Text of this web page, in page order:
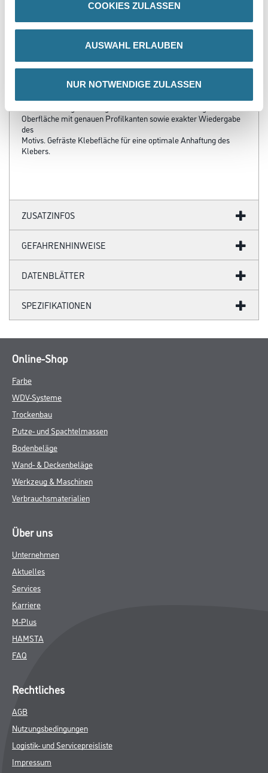
COOKIES ZULASSEN
AUSWAHL ERLAUBEN
NUR NOTWENDIGE ZULASSEN
PRODUKTEIGENSCHAFTEN
Oberfläche mit genauen Profilkanten sowie exakter Wiedergabe
des
Motivs. Gefräste Klebefläche für eine optimale Anhaftung des
Klebers.
ZUSATZINFOS
GEFAHRENHINWEISE
DATENBLÄTTER
SPEZIFIKATIONEN
Online-Shop
Farbe
WDV-Systeme
Trockenbau
Putze- und Spachtelmassen
Bodenbeläge
Wand- & Deckenbeläge
Werkzeug & Maschinen
Verbrauchsmaterialien
Über uns
Unternehmen
Aktuelles
Services
Karriere
M-Plus
HAMSTA
FAQ
Rechtliches
AGB
Nutzungsbedingungen
Logistik- und Servicepreisliste
Impressum